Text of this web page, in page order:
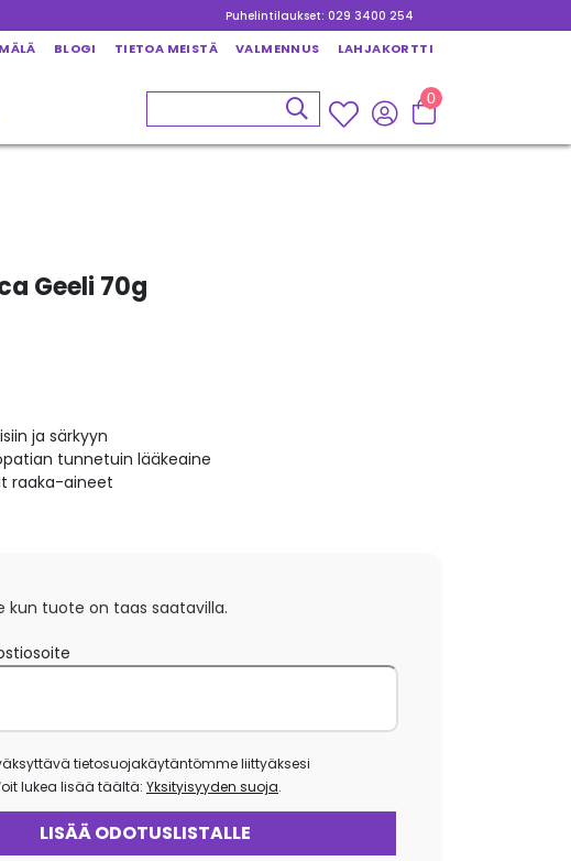
Puhelintilaukset: 029 3400 254
BLOGI TIETOA MEISTÄ VALMENNUS LAHJAKORTTI
0
Geeli 70g
ja särkyyn
tunnetuin lääkeaine
raaka-aineet
kun tuote on taas saatavilla.
tietosuojakäytäntömme liittyäksesi
lukea lisää täältä: Yksityisyyden suoja.